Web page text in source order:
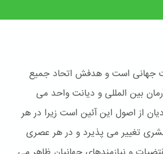
جهانی است و هدفش اتحاد جمیع
بین المللی و دیانت واحد می
از اصول این آئین است زیرا در هر
تغییر می پذیرد و در هر عصری